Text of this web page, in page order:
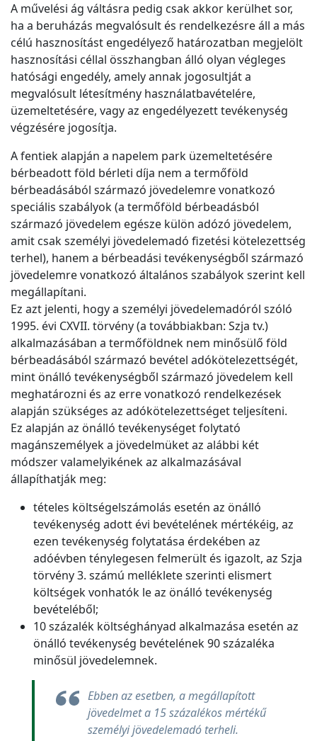
A művelési ág váltásra pedig csak akkor kerülhet sor,
ha a beruházás megvalósult és rendelkezésre áll a más
célú hasznosítást engedélyező határozatban megjelölt
hasznosítási céllal összhangban álló olyan végleges
hatósági engedély, amely annak jogosultját a
megvalósult létesítmény használatbavételére,
üzemeltetésére, vagy az engedélyezett tevékenység
végzésére jogosítja.
A fentiek alapján a napelem park üzemeltetésére
bérbeadott föld bérleti díja nem a termőföld
bérbeadásából származó jövedelemre vonatkozó
speciális szabályok (a termőföld bérbeadásból
származó jövedelem egésze külön adózó jövedelem,
amit csak személyi jövedelemadó fizetési kötelezettség
terhel), hanem a bérbeadási tevékenységből származó
jövedelemre vonatkozó általános szabályok szerint kell
megállapítani.
Ez azt jelenti, hogy a személyi jövedelemadóról szóló
1995. évi CXVII. törvény (a továbbiakban: Szja tv.)
alkalmazásában a termőföldnek nem minősülő föld
bérbeadásából származó bevétel adókötelezettségét,
mint önálló tevékenységből származó jövedelem kell
meghatározni és az erre vonatkozó rendelkezések
alapján szükséges az adókötelezettséget teljesíteni.
Ez alapján az önálló tevékenységet folytató
magánszemélyek a jövedelmüket az alábbi két
módszer valamelyikének az alkalmazásával
állapíthatják meg:
tételes költségelszámolás esetén az önálló
tevékenység adott évi bevételének mértékéig, az
ezen tevékenység folytatása érdekében az
adóévben ténylegesen felmerült és igazolt, az Szja
törvény 3. számú melléklete szerinti elismert
költségek vonhatók le az önálló tevékenység
bevételéből;
10 százalék költséghányad alkalmazása esetén az
önálló tevékenység bevételének 90 százaléka
minősül jövedelemnek.
Ebben az esetben, a megállapított
jövedelmet a 15 százalékos mértékű
személyi jövedelemadó terheli.